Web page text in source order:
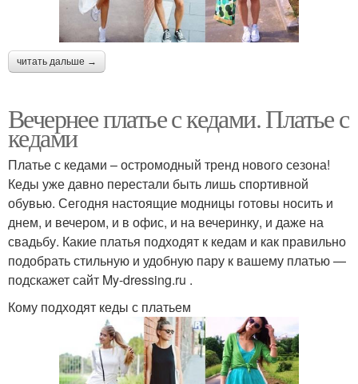
читать дальше →
Вечернее платье с кедами. Платье с
кедами
Платье с кедами – остромодный тренд нового сезона!
Кеды уже давно перестали быть лишь спортивной
обувью. Сегодня настоящие модницы готовы носить и
днем, и вечером, и в офис, и на вечеринку, и даже на
свадьбу. Какие платья подходят к кедам и как правильно
подобрать стильную и удобную пару к вашему платью —
подскажет сайт My-dressing.ru .
Кому подходят кеды с платьем